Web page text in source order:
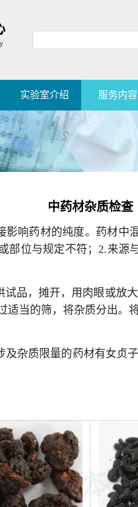
实验室介绍 服务内容
中药材杂质检查
影响药材的纯度。药材中
部位与规定不符；2.来源
试品，摊开，用肉眼或放
适当的筛，将杂质分出。
及杂质限量的药材有女贞